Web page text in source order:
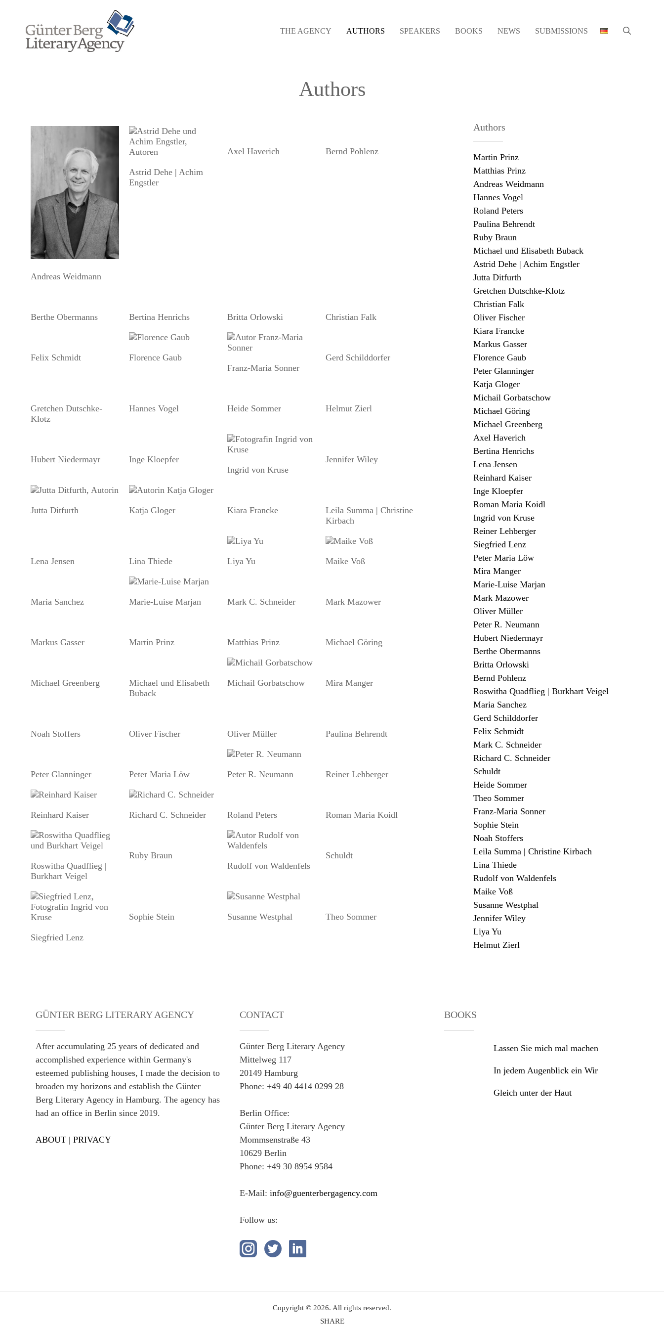
THE AGENCY AUTHORS SPEAKERS BOOKS NEWS SUBMISSIONS
Authors
Andreas Weidmann
Astrid Dehe | Achim
Engstler
Axel Haverich Bernd Pohlenz
Berthe Obermanns Bertina Henrichs Britta Orlowski Christian Falk
Felix Schmidt
Florence Gaub
Franz-Maria Sonner
Gerd Schilddorfer
Gretchen Dutschke-
Klotz
Hannes Vogel Heide Sommer Helmut Zierl
Hubert Niedermayr
Inge Kloepfer
Ingrid von Kruse
Jennifer Wiley
Jutta Ditfurth Katja Gloger Kiara Francke
Leila Summa | Christine
Kirbach
Lena Jensen Lina Thiede Liya Yu Maike Voß
Maria Sanchez Marie-Luise Marjan Mark C. Schneider Mark Mazower
Markus Gasser Martin Prinz Matthias Prinz Michael Göring
Michael Greenberg
Michael und Elisabeth
Buback
Michail Gorbatschow Mira Manger
Noah Stoffers Oliver Fischer Oliver Müller Paulina Behrendt
Peter Glanninger Peter Maria Löw Peter R. Neumann Reiner Lehberger
Reinhard Kaiser Richard C. Schneider Roland Peters Roman Maria Koidl
Roswitha Quadflieg |
Burkhart Veigel
Ruby Braun
Rudolf von Waldenfels
Schuldt
Siegfried Lenz
Sophie Stein Susanne Westphal Theo Sommer
Authors
Martin Prinz
Matthias Prinz
Andreas Weidmann
Hannes Vogel
Roland Peters
Paulina Behrendt
Ruby Braun
Michael und Elisabeth Buback
Astrid Dehe | Achim Engstler
Jutta Ditfurth
Gretchen Dutschke-Klotz
Christian Falk
Oliver Fischer
Kiara Francke
Markus Gasser
Florence Gaub
Peter Glanninger
Katja Gloger
Michail Gorbatschow
Michael Göring
Michael Greenberg
Axel Haverich
Bertina Henrichs
Lena Jensen
Reinhard Kaiser
Inge Kloepfer
Roman Maria Koidl
Ingrid von Kruse
Reiner Lehberger
Siegfried Lenz
Peter Maria Löw
Mira Manger
Marie-Luise Marjan
Mark Mazower
Oliver Müller
Peter R. Neumann
Hubert Niedermayr
Berthe Obermanns
Britta Orlowski
Bernd Pohlenz
Roswitha Quadflieg | Burkhart Veigel
Maria Sanchez
Gerd Schilddorfer
Felix Schmidt
Mark C. Schneider
Richard C. Schneider
Schuldt
Heide Sommer
Theo Sommer
Franz-Maria Sonner
Sophie Stein
Noah Stoffers
Leila Summa | Christine Kirbach
Lina Thiede
Rudolf von Waldenfels
Maike Voß
Susanne Westphal
Jennifer Wiley
Liya Yu
Helmut Zierl
GÜNTER BERG LITERARY AGENCY
After accumulating 25 years of dedicated and
accomplished experience within Germany's
esteemed publishing houses, I made the decision to
broaden my horizons and establish the Günter
Berg Literary Agency in Hamburg. The agency has
had an office in Berlin since 2019.
ABOUT | PRIVACY
CONTACT
Günter Berg Literary Agency
Mittelweg 117
20149 Hamburg
Phone: +49 40 4414 0299 28
Berlin Office:
Günter Berg Literary Agency
Mommsenstraße 43
10629 Berlin
Phone: +49 30 8954 9584
E-Mail:info@guenterbergagency.com
Follow us:
BOOKS
Lassen Sie mich mal machen
In jedem Augenblick ein Wir
Gleich unter der Haut
Copyright © 2026. All rights reserved.
SHARE